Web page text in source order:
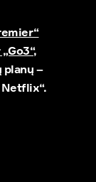
,
–
Netflix“.